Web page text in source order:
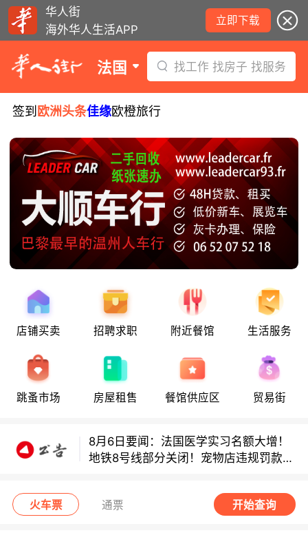
华人街
海外华人生活APP
立即下载
法国 找工作 找房子 找服务
签到 欧洲头条佳缘欧橙旅行
店铺买卖 招聘求职 附近餐馆 生活服务
跳蚤市场 房屋租售 餐馆供应区 贸易街
8月6日要闻：法国医学实习名额大增！
炉！
巴黎地铁音乐家海选启动！
地铁8号线部分关闭！宠物店违规罚款出
炉！
火车票 通票 开始查询